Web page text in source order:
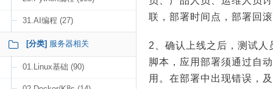
31.AI编程 (27)
[分类] 服务器相关
01.Linux基础 (90)
联，部署时间点，部署回
2、确认上线之后，测试
脚本，应用部署须通过自
用。在部署中出现错误，